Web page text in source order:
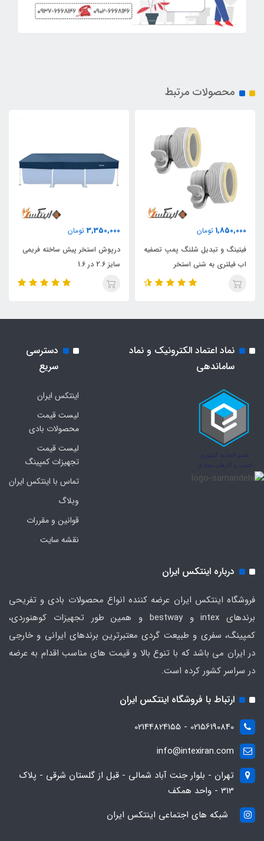
محصولات مرتبط
1,850,000 تومان
فیتینگ و تبدیل شلنگ پمپ تصفیه
اب فیلتری به شنی استخر
3,350,000 تومان
درپوش استخر پیش ساخته فریمی
سایز 2.6 در 1.6
نماد اعتماد الکترونیک و نماد
ساماندهی
دسترسی
سریع
اینتکس ایران
لیست قیمت
محصولات بادی
لیست قیمت
تجهیزات کمپینگ
تماس با اینتکس ایران
وبلاگ
قوانین و مقررات
نقشه سایت
درباره اینتکس ایران
فروشگاه اینتکس ایران عرضه کننده انواع محصولات بادی و تفریحی
برندهای intex و bestway و همین طور تجهیزات کوهنوردی،
کمپینگ، سفری و طبیعت گردی معتبرترین برندهای ایرانی و خارجی
در ایران می باشد که با تنوع بالا و قیمت های مناسب اقدام به عرضه
در سراسر کشور کرده است.
ارتباط با فروشگاه اینتکس ایران
02156190840 - 02144824155
info@intexiran.com
تهران - بلوار جنت آباد شمالی - قبل از گلستان شرقی - پلاک
313 - واحد همکف
شبکه های اجتماعی اینتکس ایران